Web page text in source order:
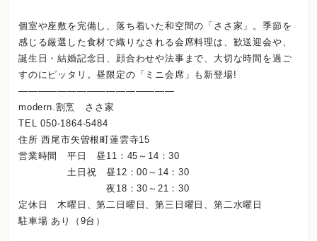
個室や座敷を完備し、落ち着いた和空間の「ささ家」。季節を
感じる厳選した食材で織りなされる会席料理は、歓送迎会や、
誕生日・結婚記念日、顔合わせや法事まで、大切な時間を過ご
すのにピッタリ。昼限定の「ミニ会席」も新登場!
————————————————
modern.割烹 ささ家
TEL 050-1864-5484
住所 西尾市矢曽根町蓮雲寺15
営業時間 平日 昼11：45～14：30
土日祝 昼12：00～14：30
夜18：30～21：30
定休日 木曜日、第二日曜日、第三日曜日、第二水曜日
駐車場 あり（9台）